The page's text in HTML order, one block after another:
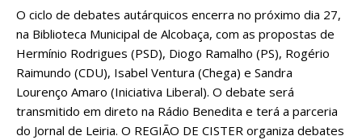
O ciclo de debates autárquicos encerra no próximo dia 27,
na Biblioteca Municipal de Alcobaça, com as propostas de
Hermínio Rodrigues (PSD), Diogo Ramalho (PS), Rogério
Raimundo (CDU), Isabel Ventura (Chega) e Sandra
Lourenço Amaro (Iniciativa Liberal). O debate será
transmitido em direto na Rádio Benedita e terá a parceria
do Jornal de Leiria. O REGIÃO DE CISTER organiza debates